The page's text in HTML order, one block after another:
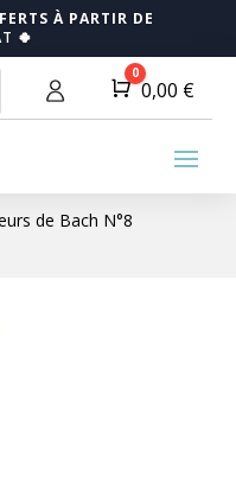
À PARTIR DE
T 🍀
Panier
0
0,00 €
de Bach N°8